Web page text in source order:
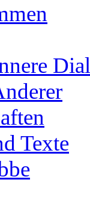
Texte